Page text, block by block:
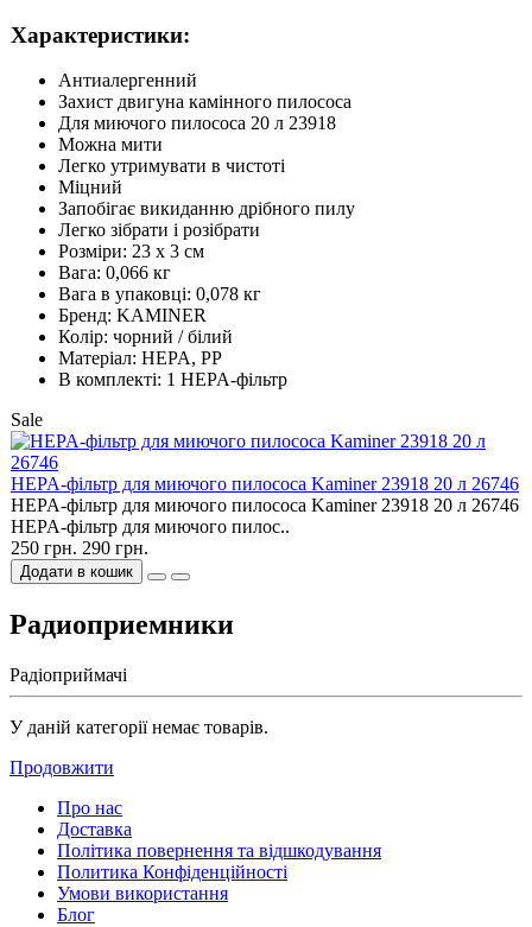
Характеристики:
Антиалергенний
Захист двигуна камінного пилососа
Для миючого пилососа 20 л 23918
Можна мити
Легко утримувати в чистоті
Міцний
Запобігає викиданню дрібного пилу
Легко зібрати і розібрати
Розміри: 23 x 3 см
Вага: 0,066 кг
Вага в упаковці: 0,078 кг
Бренд: KAMINER
Колір: чорний / білий
Матеріал: HEPA, PP
В комплекті: 1 HEPA-фільтр
Sale
HEPA-фільтр для миючого пилососа Kaminer 23918 20 л 26746
HEPA-фільтр для миючого пилососа Kaminer 23918 20 л 26746
HEPA-фільтр для миючого пилос..
250 грн. 290 грн.
Додати в кошик
Радиоприемники
Радіоприймачі
У даній категорії немає товарів.
Продовжити
Про нас
Доставка
Політика повернення та відшкодування
Политика Конфіденційності
Умови використання
Блог